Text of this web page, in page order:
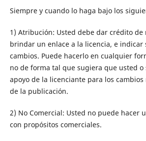
Siempre y cuando lo haga bajo los
1) Atribución: Usted debe dar crédito de
brindar un enlace a la licencia, e indicar
cambios. Puede hacerlo en cualquier
no de forma tal que sugiera que usted o
apoyo de la licenciante para los
de la publicación.
2) No Comercial: Usted no puede hacer
con propósitos comerciales.